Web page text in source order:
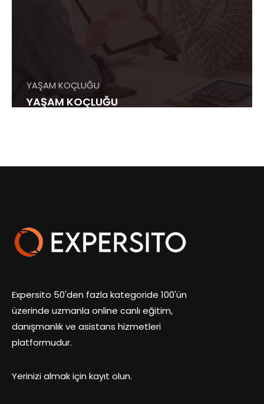
YAŞAM KOÇLUĞU
YAŞAM KOÇLUĞU
Expersito 50'den fazla kategoride 100'ün
üzerinde uzmanla online canlı eğitim,
danışmanlık ve asistans hizmetleri
platformudur.
Yerinizi almak için kayıt olun.